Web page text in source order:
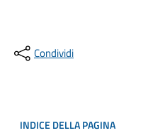
Condividi
INDICE DELLA PAGINA